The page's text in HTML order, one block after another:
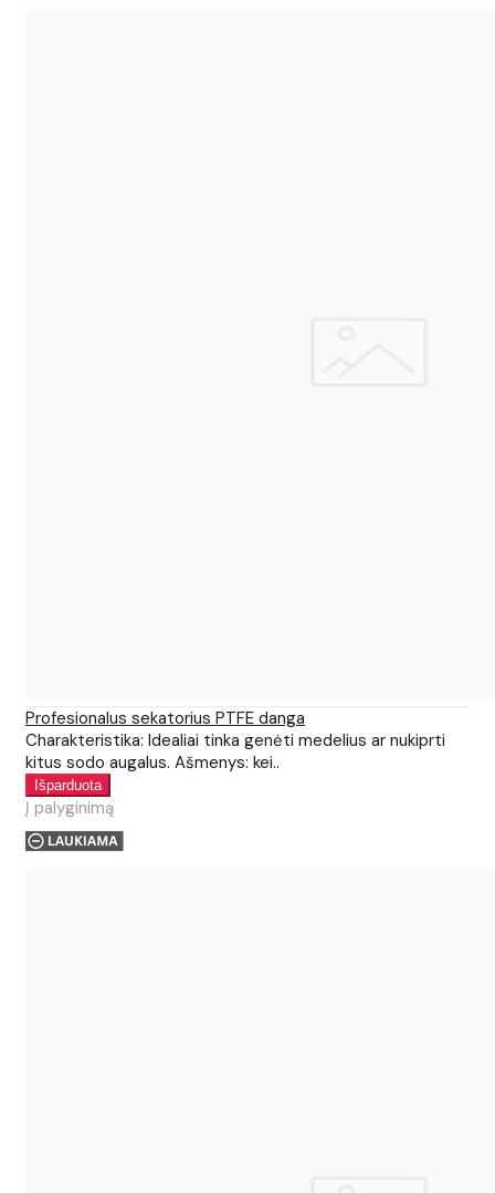
Profesionalus sekatorius PTFE danga
Charakteristika: Idealiai tinka genėti medelius ar nukiprti
kitus sodo augalus. Ašmenys: kei..
Į palyginimą